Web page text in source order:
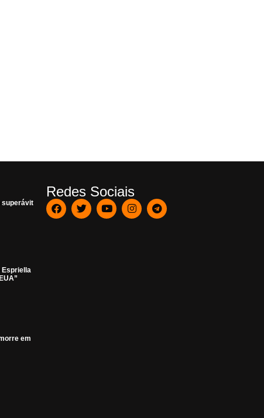
superávit
Espriella
em
Redes Sociais